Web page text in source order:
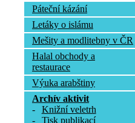
Páteční kázání
Letáky o islámu
Mešity a modlitebny v ČR
Halal obchody a
restaurace
Výuka arabštiny
Archív aktivit
-
Knižní veletrh
-
Tisk publikací